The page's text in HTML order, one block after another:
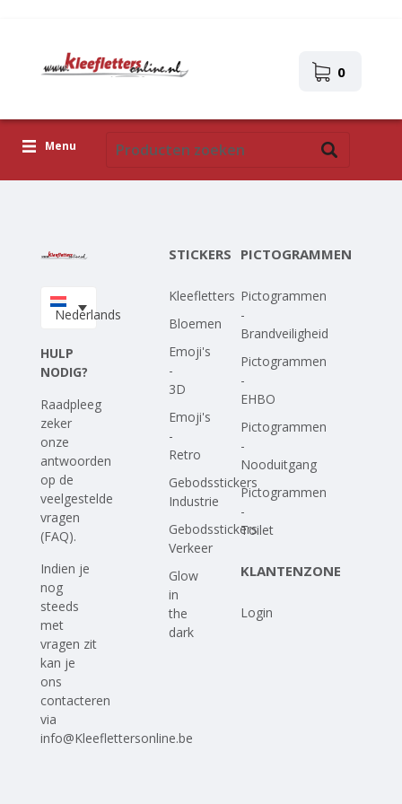
0
Menu
Upload je eigen ontwerp
Nederlands
HULP
NODIG?
Raadpleeg
zeker
onze
antwoorden
op de
veelgestelde
vragen
(FAQ).
Indien je
nog
steeds
met
vragen zit
kan je
ons
contacteren
via
info@Kleeflettersonline.be
STICKERS
Kleefletters
Bloemen
Emoji's
-
3D
Emoji's
-
Retro
Gebodsstickers
Industrie
Gebodsstickers
Verkeer
Glow
in
the
dark
PICTOGRAMMEN
Pictogrammen
-
Brandveiligheid
Pictogrammen
-
EHBO
Pictogrammen
-
Nooduitgang
Pictogrammen
-
Toilet
KLANTENZONE
Login